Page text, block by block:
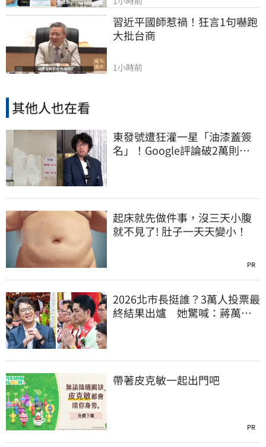
習近平國師惹禍！狂言1句嚇跑
大批台商
1小時前
其他人也在看
東發號遭狂灌一星「油漆蓋簽
名」！Google評論破2萬則
起床就先做件事，沒三天小腹
就不見了! 肚子一天天變小！
PR
2026北市長挺誰？3萬人投票最
終結果出爐 她驚喊：蔣萬安
帶著皮克敏一起出門吧
PR